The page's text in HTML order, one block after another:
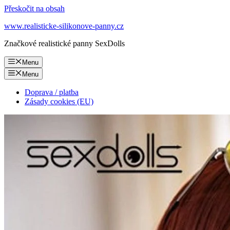
Přeskočit na obsah
www.realisticke-silikonove-panny.cz
Značkové realistické panny SexDolls
Menu
Menu
Doprava / platba
Zásady cookies (EU)